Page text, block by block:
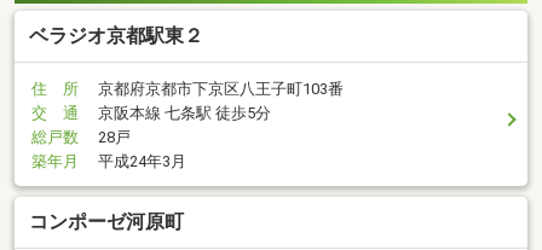
ベラジオ京都駅東２
住 所
京都府京都市下京区八王子町103番
交 通
京阪本線 七条駅 徒歩5分
総戸数
28戸
築年月
平成24年3月
コンポーゼ河原町